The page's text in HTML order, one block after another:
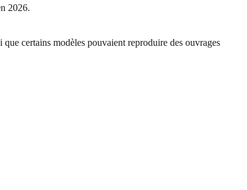
2026.
certains modèles pouvaient reproduire des ouvrages